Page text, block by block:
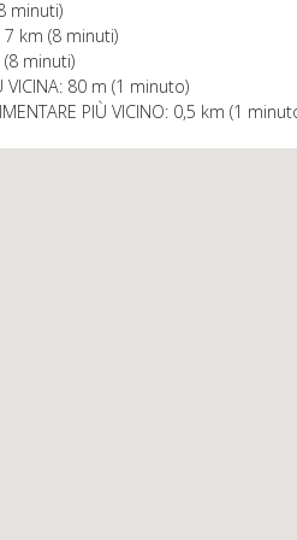
minuti)
7 km (8 minuti)
(8 minuti)
VICINA: 80 m (1 minuto)
PIÙ VICINO: 0,5 km (1